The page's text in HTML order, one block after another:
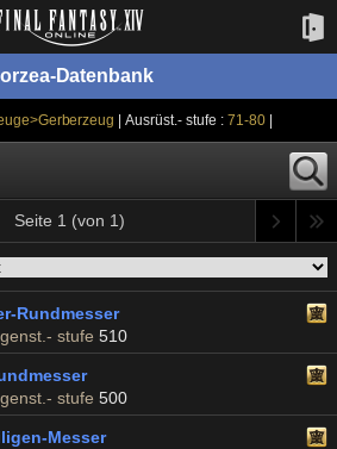
Datenbank
| Ausrüst.- stufe :71-80
Seite 1 (von 1)
Rundmesser
stufe 510
stufe 500
Messer